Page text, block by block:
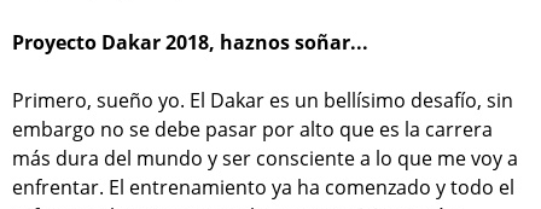
Proyecto Dakar 2018, haznos soñar...
Primero, sueño yo. El Dakar es un bellísimo desafío, sin
embargo no se debe pasar por alto que es la carrera
más dura del mundo y ser consciente a lo que me voy a
enfrentar. El entrenamiento ya ha comenzado y todo el